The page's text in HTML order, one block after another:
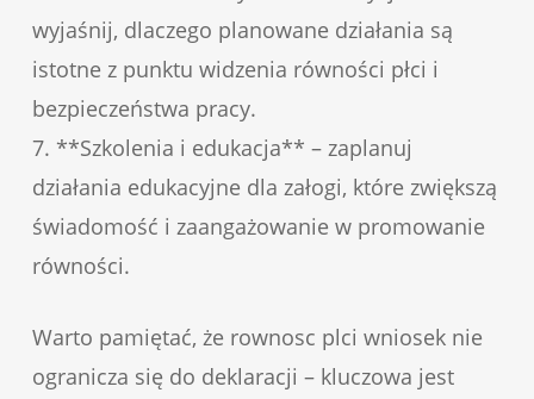
wyjaśnij, dlaczego planowane działania są
istotne z punktu widzenia równości płci i
bezpieczeństwa pracy.
7. **Szkolenia i edukacja** – zaplanuj
działania edukacyjne dla załogi, które zwiększą
świadomość i zaangażowanie w promowanie
równości.
Warto pamiętać, że rownosc plci wniosek nie
ogranicza się do deklaracji – kluczowa jest